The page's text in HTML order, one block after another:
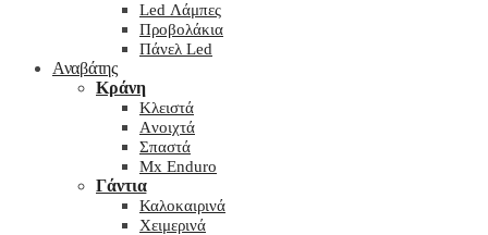
Led Λάμπες
Προβολάκια
Πάνελ Led
Αναβάτης
Κράνη
Kλειστά
Aνοιχτά
Σπαστά
Mx Enduro
Γάντια
Καλοκαιρινά
Χειμερινά